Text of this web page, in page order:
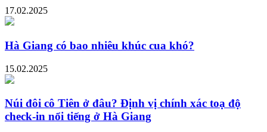
17.02.2025
Hà Giang có bao nhiêu khúc cua khó?
15.02.2025
Núi đôi cô Tiên ở đâu? Định vị chính xác toạ độ
check-in nổi tiếng ở Hà Giang